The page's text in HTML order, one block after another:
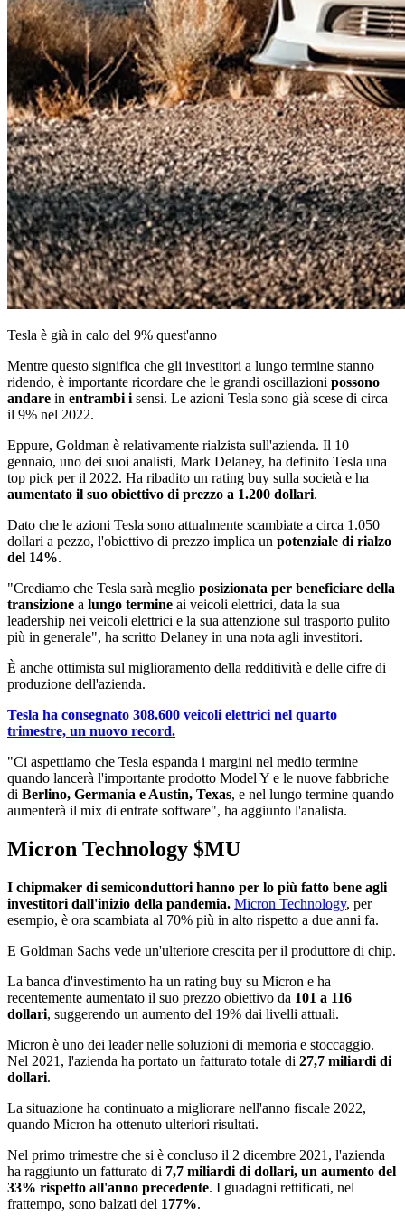
Tesla è già in calo del 9% quest'anno
Mentre questo significa che gli investitori a lungo termine stanno
ridendo, è importante ricordare che le grandi oscillazioni possono
andare in entrambi i sensi. Le azioni Tesla sono già scese di circa
il 9% nel 2022.
Eppure, Goldman è relativamente rialzista sull'azienda. Il 10
gennaio, uno dei suoi analisti, Mark Delaney, ha definito Tesla una
top pick per il 2022. Ha ribadito un rating buy sulla società e ha
aumentato il suo obiettivo di prezzo a 1.200 dollari.
Dato che le azioni Tesla sono attualmente scambiate a circa 1.050
dollari a pezzo, l'obiettivo di prezzo implica un potenziale di rialzo
del 14%.
"Crediamo che Tesla sarà meglio posizionata per beneficiare della
transizione a lungo termine ai veicoli elettrici, data la sua
leadership nei veicoli elettrici e la sua attenzione sul trasporto pulito
più in generale", ha scritto Delaney in una nota agli investitori.
È anche ottimista sul miglioramento della redditività e delle cifre di
produzione dell'azienda.
Tesla ha consegnato 308.600 veicoli elettrici nel quarto
trimestre, un nuovo record.
"Ci aspettiamo che Tesla espanda i margini nel medio termine
quando lancerà l'importante prodotto Model Y e le nuove fabbriche
di Berlino, Germania e Austin, Texas, e nel lungo termine quando
aumenterà il mix di entrate software", ha aggiunto l'analista.
Micron Technology $MU
I chipmaker di semiconduttori hanno per lo più fatto bene agli
investitori dall'inizio della pandemia. Micron Technology, per
esempio, è ora scambiata al 70% più in alto rispetto a due anni fa.
E Goldman Sachs vede un'ulteriore crescita per il produttore di chip.
La banca d'investimento ha un rating buy su Micron e ha
recentemente aumentato il suo prezzo obiettivo da 101 a 116
dollari, suggerendo un aumento del 19% dai livelli attuali.
Micron è uno dei leader nelle soluzioni di memoria e stoccaggio.
Nel 2021, l'azienda ha portato un fatturato totale di 27,7 miliardi di
dollari.
La situazione ha continuato a migliorare nell'anno fiscale 2022,
quando Micron ha ottenuto ulteriori risultati.
Nel primo trimestre che si è concluso il 2 dicembre 2021, l'azienda
ha raggiunto un fatturato di 7,7 miliardi di dollari, un aumento del
33% rispetto all'anno precedente. I guadagni rettificati, nel
frattempo, sono balzati del 177%.